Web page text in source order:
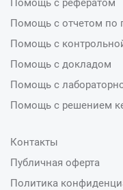
Помощь с рефератом
Помощь с отчетом по
Помощь с
Помощь с докладом
Помощь с
Помощь с решением
Контакты
Публичная оферта
Политика